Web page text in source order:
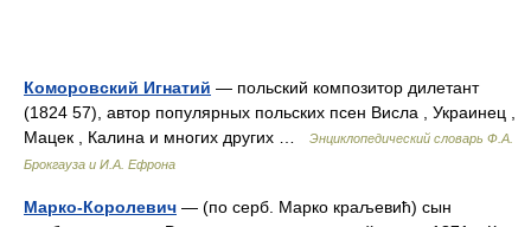
Коморовский Игнатий — польский композитор дилетант
(1824 57), автор популярных польских псен Висла , Украинец ,
Мацек , Калина и многих других …
Энциклопедический словарь Ф.А.
Брокгауза и И.А. Ефрона
Марко-Королевич — (по серб. Марко краљевић) сын